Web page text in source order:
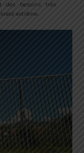
des besoins très
extrême.